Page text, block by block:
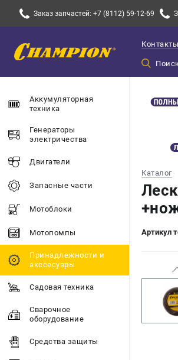
Заказ запчастей: +7 (8112) 59-12-69
Контакты
Аккумуляторная
техника
Генераторы
электричества
Двигатели
Запасные части
Мотоблоки
Мотопомпы
Принадлежности и
акссесуары
Садовая техника
Сварочное
оборудование
Средства защиты
Каталог
Артикул